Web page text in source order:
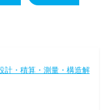
計・積算・測量・構造解